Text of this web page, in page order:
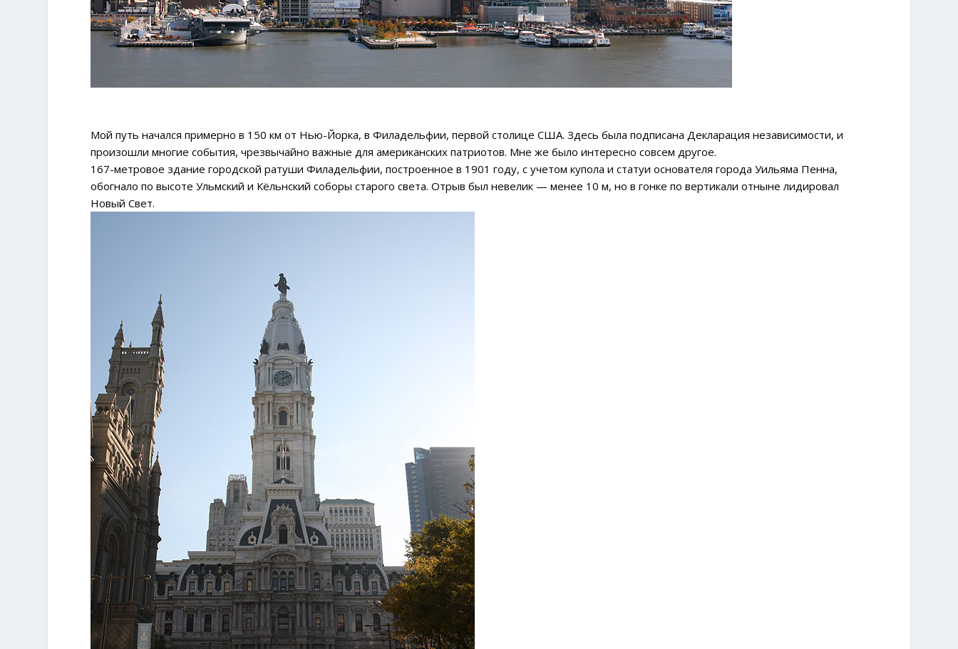
Мой путь начался примерно в 150 км от Нью-Йорка, в Филадельфии, первой столице США. Здесь была подписана Декларация независимости, и
произошли многие события, чрезвычайно важные для американских патриотов. Мне же было интересно совсем другое.
167-метровое здание городской ратуши Филадельфии, построенное в 1901 году, с учетом купола и статуи основателя города Уильяма Пенна,
обогнало по высоте Ульмский и Кёльнский соборы старого света. Отрыв был невелик — менее 10 м, но в гонке по вертикали отныне лидировал
Новый Свет.